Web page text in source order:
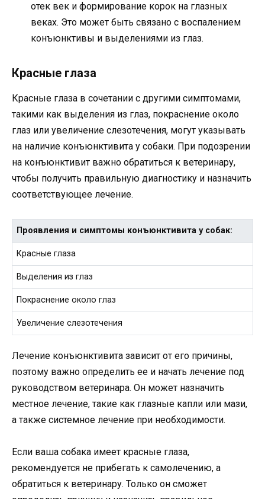
отек век и формирование корок на глазных
веках. Это может быть связано с воспалением
конъюнктивы и выделениями из глаз.
Красные глаза
Красные глаза в сочетании с другими симптомами,
такими как выделения из глаз, покраснение около
глаз или увеличение слезотечения, могут указывать
на наличие конъюнктивита у собаки. При подозрении
на конъюнктивит важно обратиться к ветеринару,
чтобы получить правильную диагностику и назначить
соответствующее лечение.
Проявления и симптомы конъюнктивита у собак:
Красные глаза
Выделения из глаз
Покраснение около глаз
Увеличение слезотечения
Лечение конъюнктивита зависит от его причины,
поэтому важно определить ее и начать лечение под
руководством ветеринара. Он может назначить
местное лечение, такие как глазные капли или мази,
а также системное лечение при необходимости.
Если ваша собака имеет красные глаза,
рекомендуется не прибегать к самолечению, а
обратиться к ветеринару. Только он сможет